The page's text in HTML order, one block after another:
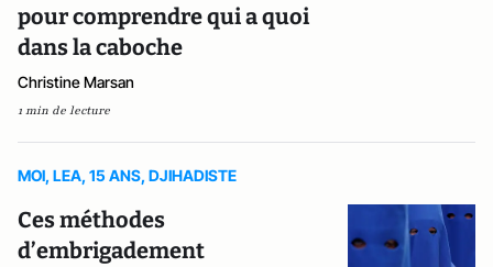
pour comprendre qui a quoi
dans la caboche
Christine Marsan
1 min de lecture
MOI, LEA, 15 ANS, DJIHADISTE
Ces méthodes
d’embrigadement